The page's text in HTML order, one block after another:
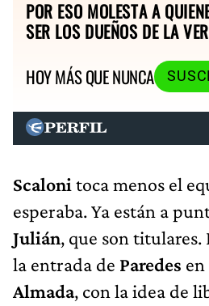
POR ESO MOLESTA A
SER LOS DUEÑOS DE LA
HOY MÁS QUE NUNCA
Scaloni toca menos el
esperaba. Ya están a
Julián, que son titulares.
la entrada de Paredes
Almada, con la idea de